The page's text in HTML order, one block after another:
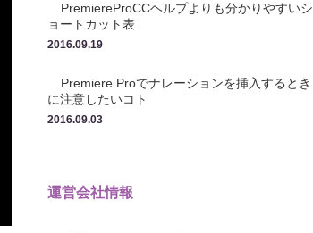
PremiereProCCヘルプよりも分かりやすいシ
ョートカット表
2016.09.19
Premiere Proでナレーションを挿入するとき
に注意したいコト
2016.09.03
運営会社情報